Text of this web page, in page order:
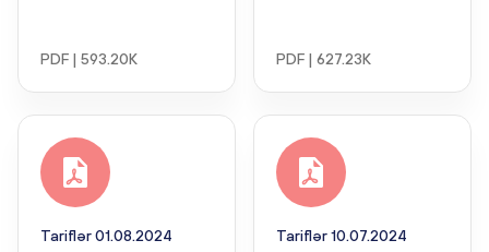
PDF | 593.20K PDF | 627.23K
Tariflər 01.08.2024 Tariflər 10.07.2024